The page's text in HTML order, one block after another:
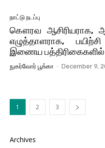
நாட்டு நடப்பு
கௌரவ ஆசிரியராக,
எழுத்தாளராக,
இணைய பத்திரிகைகளில்
நுகர்வோர் பூங்கா - December 9,
1 2 3
Archives